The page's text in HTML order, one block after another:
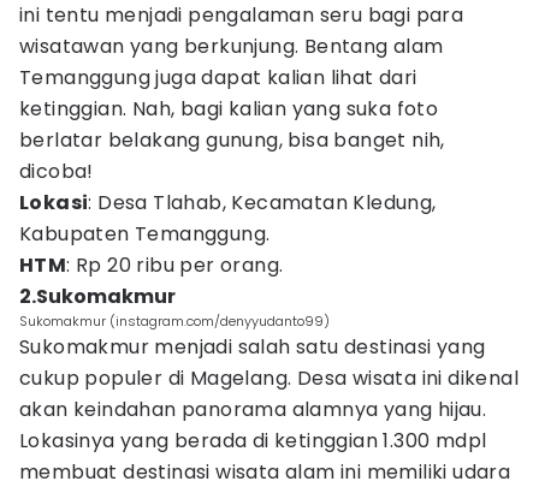
ini tentu menjadi pengalaman seru bagi para
wisatawan yang berkunjung. Bentang alam
Temanggung juga dapat kalian lihat dari
ketinggian. Nah, bagi kalian yang suka foto
berlatar belakang gunung, bisa banget nih,
dicoba!
Lokasi: Desa Tlahab, Kecamatan Kledung,
Kabupaten Temanggung.
HTM: Rp 20 ribu per orang.
2.Sukomakmur
Sukomakmur (instagram.com/denyyudanto99)
Sukomakmur menjadi salah satu destinasi yang
cukup populer di Magelang. Desa wisata ini dikenal
akan keindahan panorama alamnya yang hijau.
Lokasinya yang berada di ketinggian 1.300 mdpl
membuat destinasi wisata alam ini memiliki udara